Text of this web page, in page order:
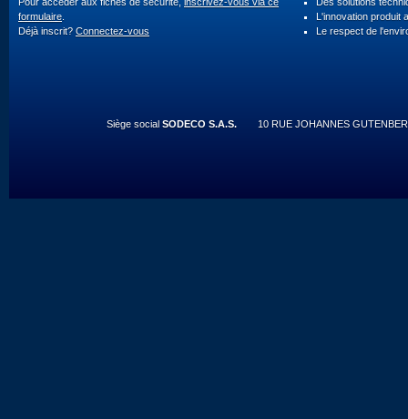
formulaire
Déjà inscrit? Connectez-vous
L'innovation produit
Le respect de
Siège social SODECO S.A.S. 10 RUE JOHANNES